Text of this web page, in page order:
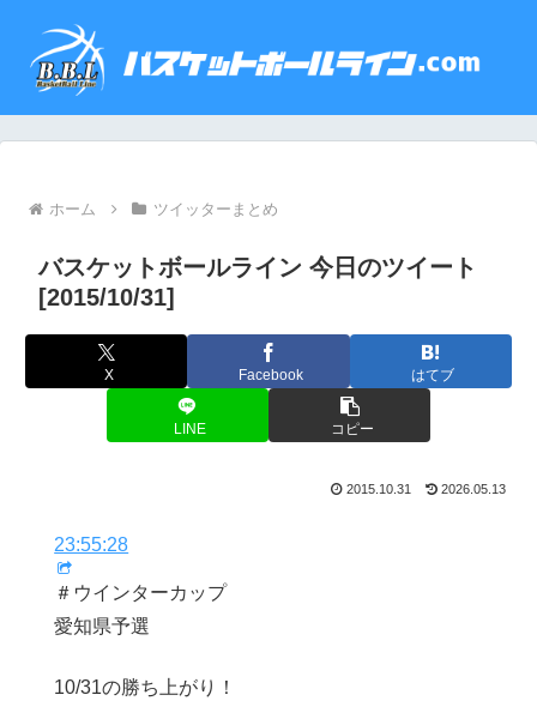
ホーム ツイッターまとめ
バスケットボールライン 今日のツイート
[2015/10/31]
X Facebook はてブ
LINE コピー
2015.10.31 2026.05.13
23:55:28
＃ウインターカップ
愛知県予選
10/31の勝ち上がり！